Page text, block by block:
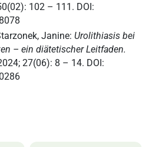
102 – 111. DOI:
Janine: Urolithiasis bei
– ein diätetischer Leitfaden.
27(06): 8 – 14. DOI: